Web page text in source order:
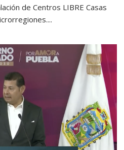
de Centros LIBRE Casas